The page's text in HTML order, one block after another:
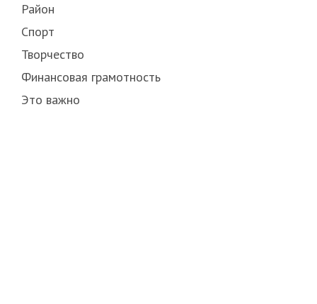
Район
Спорт
Творчество
Финансовая грамотность
Это важно